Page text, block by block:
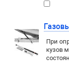
При
кузов